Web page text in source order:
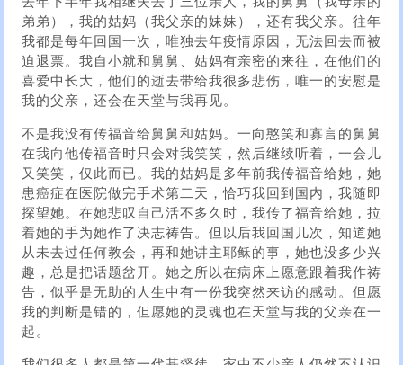
弟弟），我的姑妈（我父亲的妹妹），还有我父亲。往年
我都是每年回国一次，唯独去年疫情原因，无法回去而被
迫退票。我自小就和舅舅、姑妈有亲密的来往，在他们的
喜爱中长大，他们的逝去带给我很多悲伤，唯一的安慰是
我的父亲，还会在天堂与我再见。
不是我没有传福音给舅舅和姑妈。一向憨笑和寡言的舅舅
在我向他传福音时只会对我笑笑，然后继续听着，一会儿
又笑笑，仅此而已。我的姑妈是多年前我传福音给她，她
患癌症在医院做完手术第二天，恰巧我回到国内，我随即
探望她。在她悲叹自己活不多久时，我传了福音给她，拉
着她的手为她作了决志祷告。但以后我回国几次，知道她
从未去过任何教会，再和她讲主耶稣的事，她也没多少兴
趣，总是把话题岔开。她之所以在病床上愿意跟着我作祷
告，似乎是无助的人生中有一份我突然来访的感动。但愿
我的判断是错的，但愿她的灵魂也在天堂与我的父亲在一
起。